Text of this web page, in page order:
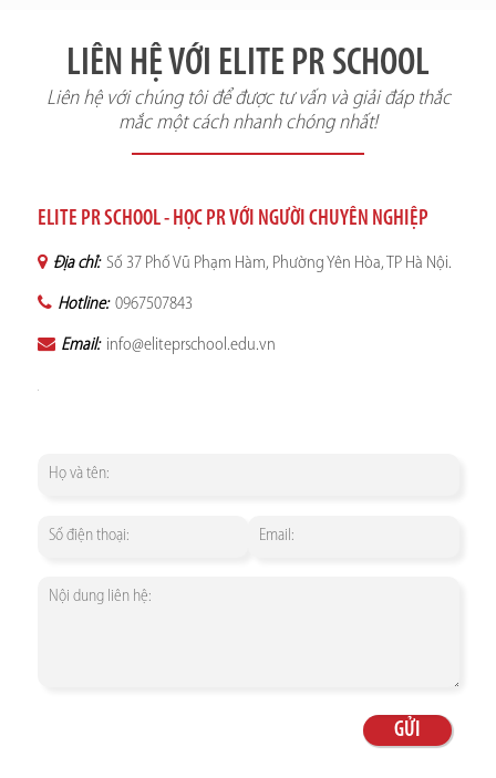
LIÊN HỆ VỚI ELITE PR SCHOOL
Liên hệ với chúng tôi để được tư vấn và giải đáp thắc
mắc một cách nhanh chóng nhất!
ELITE PR SCHOOL - HỌC PR VỚI NGƯỜI CHUYÊN NGHIỆP
Địa chỉ: Số 37 Phố Vũ Phạm Hàm, Phường Yên Hòa, TP Hà Nội.
Hotline: 0967507843
Email: info@eliteprschool.edu.vn